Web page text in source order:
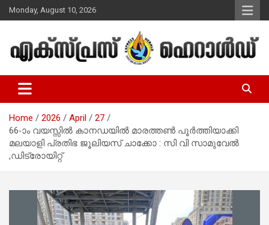
Skip
to
Monday, August 10, 2026
Express Herald – Malayalam
Christian News
Home 2026 April
27
66-ാം വയസ്സിൽ കാനഡയിൽ മാരത്തൺ പൂർത്തിയാക്കി
മലയാളി പ്രതിഭ ജൂലിയസ് ചാക്കോ : സി വി സാമുവേൽ
,ഡിട്രോയിറ്റ്